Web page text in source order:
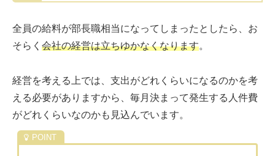
全員の給料が部長職相当になってしまったとしたら、お
そらく 会社の経営は立ちゆかなくなります。
経営を考える上では、支出がどれくらいになるのかを考
える必要がありますから、毎月決まって発生する人件費
がどれくらいなのかも見込んでいます。